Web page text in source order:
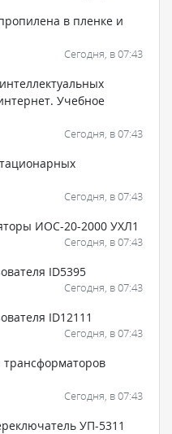
в пленке и
Сегодня, в 07:43
Учебное
Сегодня, в 07:43
Сегодня, в 07:43
ИОС-20-2000 УХЛ1
Сегодня, в 07:43
ID5395
Сегодня, в 07:43
ID12111
Сегодня, в 07:43
трансформаторов
Сегодня, в 07:43
УП-5311